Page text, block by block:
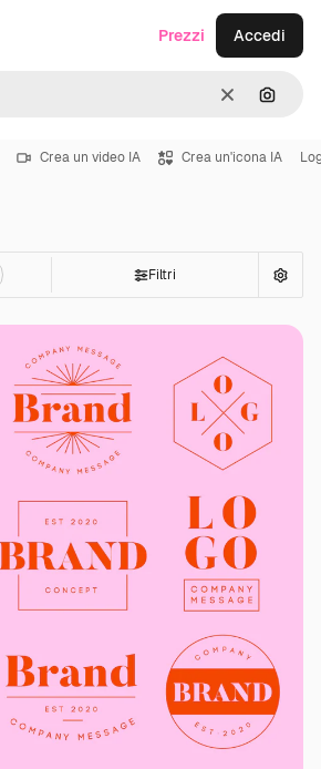
CancellaCerca
Prezzi Accedi
Crea un video IA Crea un'icona IA
Filtri